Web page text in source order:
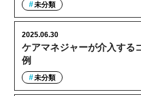
未分類
ケアマネジャーが介入する
例
2025.06.30
未分類